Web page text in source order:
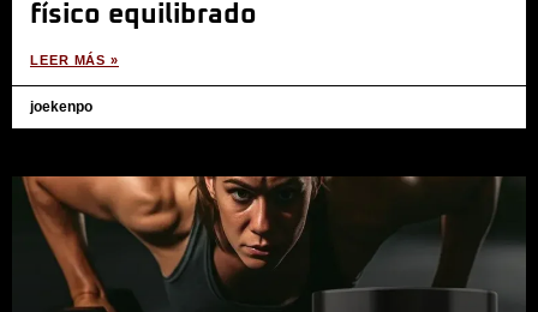
físico equilibrado
LEER MÁS »
joekenpo